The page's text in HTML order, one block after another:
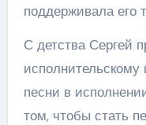
поддерживала его
С детства Сергей
песни в
том, чтобы стать